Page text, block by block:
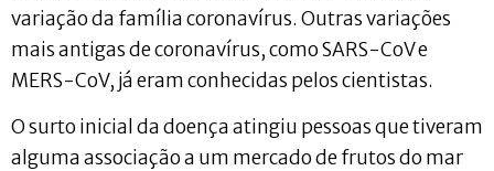
variação da família coronavírus. Outras variações
mais antigas de coronavírus, como SARS-CoV e
MERS-CoV, já eram conhecidas pelos cientistas.
O surto inicial da doença atingiu pessoas que tiveram
alguma associação a um mercado de frutos do mar